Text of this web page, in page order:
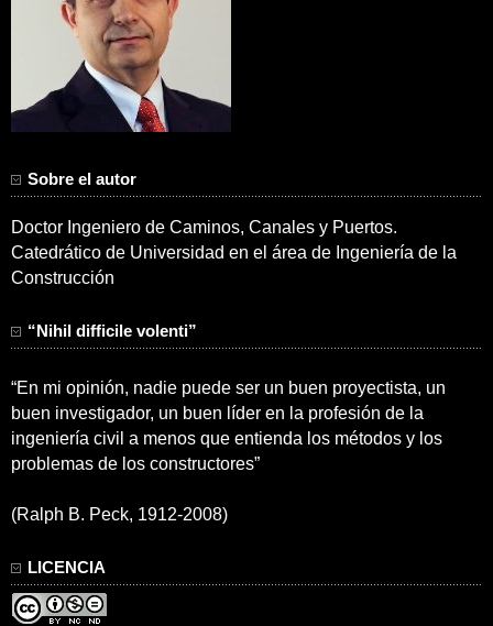
Sobre el autor
Doctor Ingeniero de Caminos, Canales y Puertos.
Catedrático de Universidad en el área de Ingeniería de la
Construcción
“Nihil difficile volenti”
“En mi opinión, nadie puede ser un buen proyectista, un
buen investigador, un buen líder en la profesión de la
ingeniería civil a menos que entienda los métodos y los
problemas de los constructores”
(Ralph B. Peck, 1912-2008)
LICENCIA